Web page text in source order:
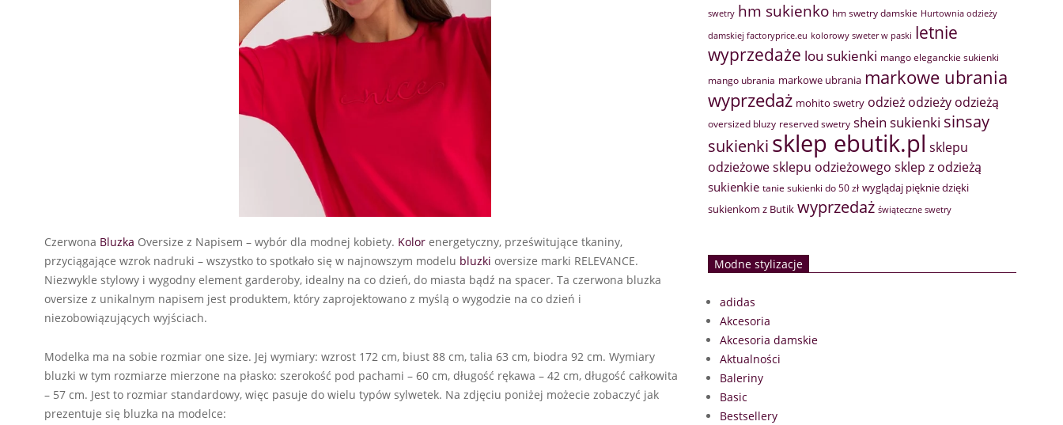
Czerwona Bluzka Oversize z Napisem – wybór dla modnej kobiety. Kolor energetyczny, prześwitujące tkaniny,
przyciągające wzrok nadruki – wszystko to spotkało się w najnowszym modelu bluzki oversize marki RELEVANCE.
Niezwykle stylowy i wygodny element garderoby, idealny na co dzień, do miasta bądź na spacer. Ta czerwona bluzka
oversize z unikalnym napisem jest produktem, który zaprojektowano z myślą o wygodzie na co dzień i
niezobowiązujących wyjściach.
Modelka ma na sobie rozmiar one size. Jej wymiary: wzrost 172 cm, biust 88 cm, talia 63 cm, biodra 92 cm. Wymiary
bluzki w tym rozmiarze mierzone na płasko: szerokość pod pachami – 60 cm, długość rękawa – 42 cm, długość całkowita
– 57 cm. Jest to rozmiar standardowy, więc pasuje do wielu typów sylwetek. Na zdjęciu poniżej możecie zobaczyć jak
prezentuje się bluzka na modelce:
swetry hm sukienko hm swetry damskie Hurtownia odzieży
damskiej factoryprice.eu kolorowy sweter w paski letnie
wyprzedaże lou sukienki mango eleganckie sukienki
mango ubrania markowe ubrania markowe ubrania
wyprzedaż mohito swetry odzież odzieży odzieżą
oversized bluzy reserved swetry shein sukienki sinsay
sukienki sklep ebutik.pl sklepu
odzieżowesklepu odzieżowego sklep z odzieżą
sukienkie tanie sukienki do 50 zł wyglądaj pięknie dzięki
sukienkom z Butik wyprzedaż świąteczne swetry
Modne stylizacje
adidas
Akcesoria
Akcesoria damskie
Aktualności
Baleriny
Basic
Bestsellery